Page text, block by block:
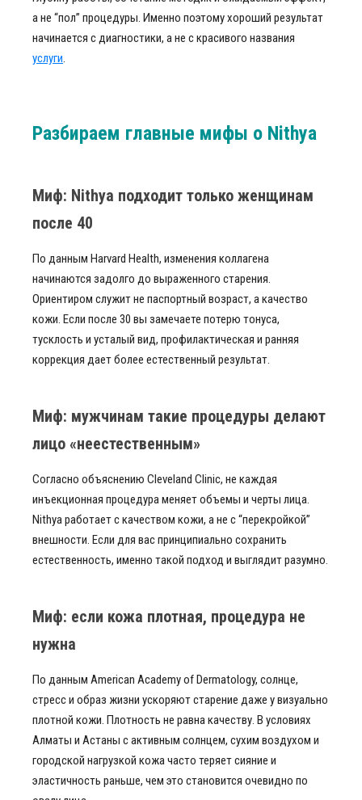
а не “пол” процедуры. Именно поэтому хороший результат
начинается с диагностики, а не с красивого названия
услуги.
Разбираем главные мифы о Nithya
Миф: Nithya подходит только женщинам
после 40
По данным Harvard Health, изменения коллагена
начинаются задолго до выраженного старения.
Ориентиром служит не паспортный возраст, а качество
кожи. Если после 30 вы замечаете потерю тонуса,
тусклость и усталый вид, профилактическая и ранняя
коррекция дает более естественный результат.
Миф: мужчинам такие процедуры делают
лицо «неестественным»
Согласно объяснению Cleveland Clinic, не каждая
инъекционная процедура меняет объемы и черты лица.
Nithya работает с качеством кожи, а не с “перекройкой”
внешности. Если для вас принципиально сохранить
естественность, именно такой подход и выглядит разумно.
Миф: если кожа плотная, процедура не
нужна
По данным American Academy of Dermatology, солнце,
стресс и образ жизни ускоряют старение даже у визуально
плотной кожи. Плотность не равна качеству. В условиях
Алматы и Астаны с активным солнцем, сухим воздухом и
городской нагрузкой кожа часто теряет сияние и
эластичность раньше, чем это становится очевидно по